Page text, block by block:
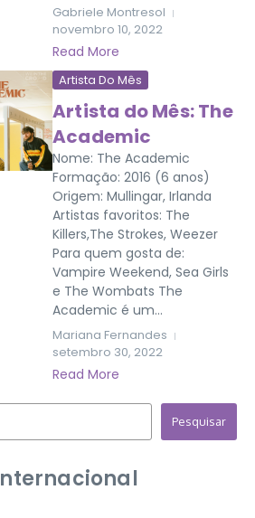
Gabriele Montresol
novembro 10, 2022
Read More
Artista Do Mês
Artista do Mês: The
Academic
Nome: The Academic
Formação: 2016 (6 anos)
Origem: Mullingar, Irlanda
Artistas favoritos: The
Killers,The Strokes, Weezer
Para quem gosta de:
Vampire Weekend, Sea Girls
e The Wombats The
Academic é um...
Mariana Fernandes
setembro 30, 2022
Read More
Pesquisar